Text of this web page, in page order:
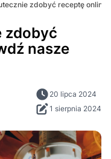
zdobyć receptę
zdobyć
nasze
20 lipca 2024
1 sierpnia 2024